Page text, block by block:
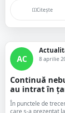
Citește
AC 8 aprilie
Continuă
au intrat în
În punctele de
care s-a prezentat